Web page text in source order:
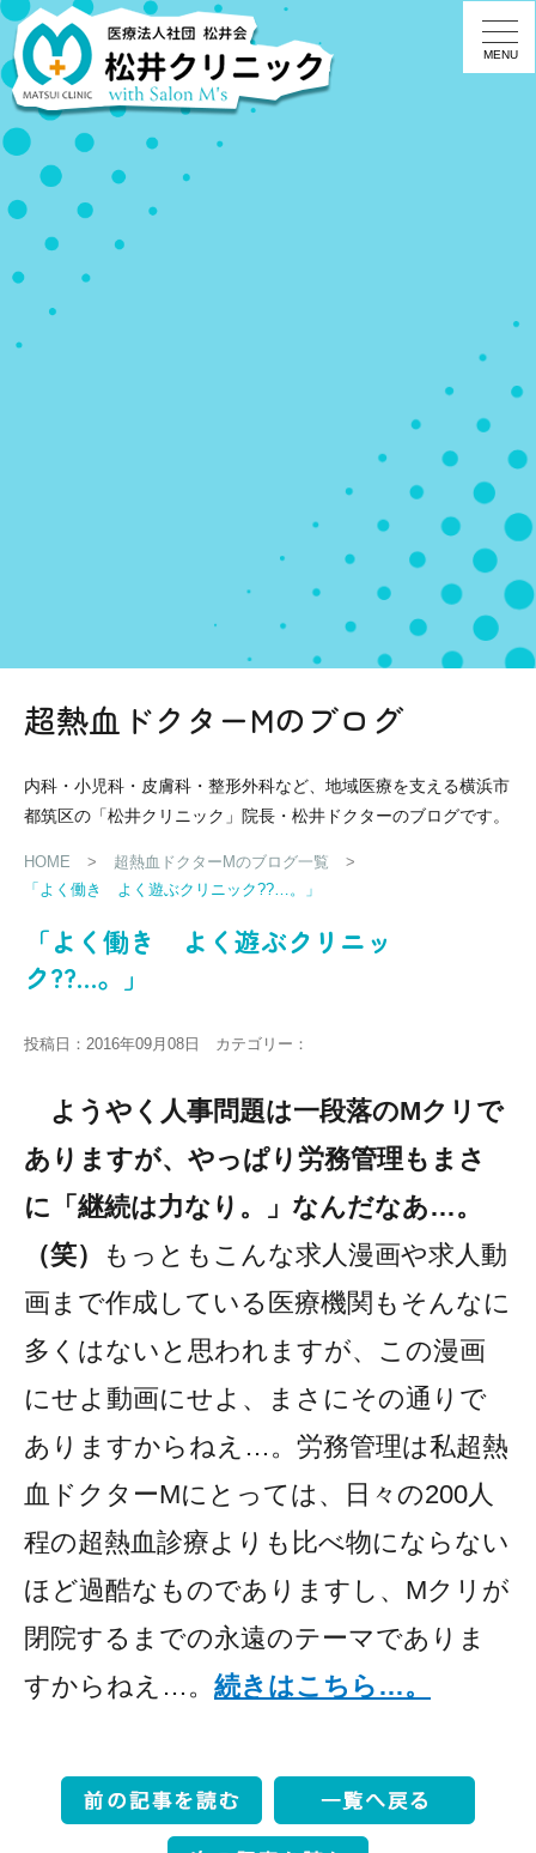
超熱血ドクターMのブログ
内科・小児科・皮膚科・整形外科など、地域医療を支える横浜市
都筑区の「松井クリニック」院長・松井ドクターのブログです。
HOME > 超熱血ドクターMのブログ一覧
>
「よく働き よく遊ぶクリニック??…。」
「よく働き よく遊ぶクリニッ
ク??…。」
投稿日：2016年09月08日 カテゴリー：
ようやく人事問題は一段落のMクリで
ありますが、やっぱり労務管理もまさ
に「継続は力なり。」なんだなあ…。
（笑）
もっともこんな求人漫画や求人動
画まで作成している医療機関もそんなに
多くはないと思われますが、この漫画
にせよ動画にせよ、まさにその通りで
ありますからねえ…。労務管理は私超熱
血ドクターMにとっては、日々の200人
程の超熱血診療よりも比べ物にならない
ほど過酷なものでありますし、Mクリが
閉院するまでの永遠のテーマでありま
すからねえ…。 続きはこちら…。